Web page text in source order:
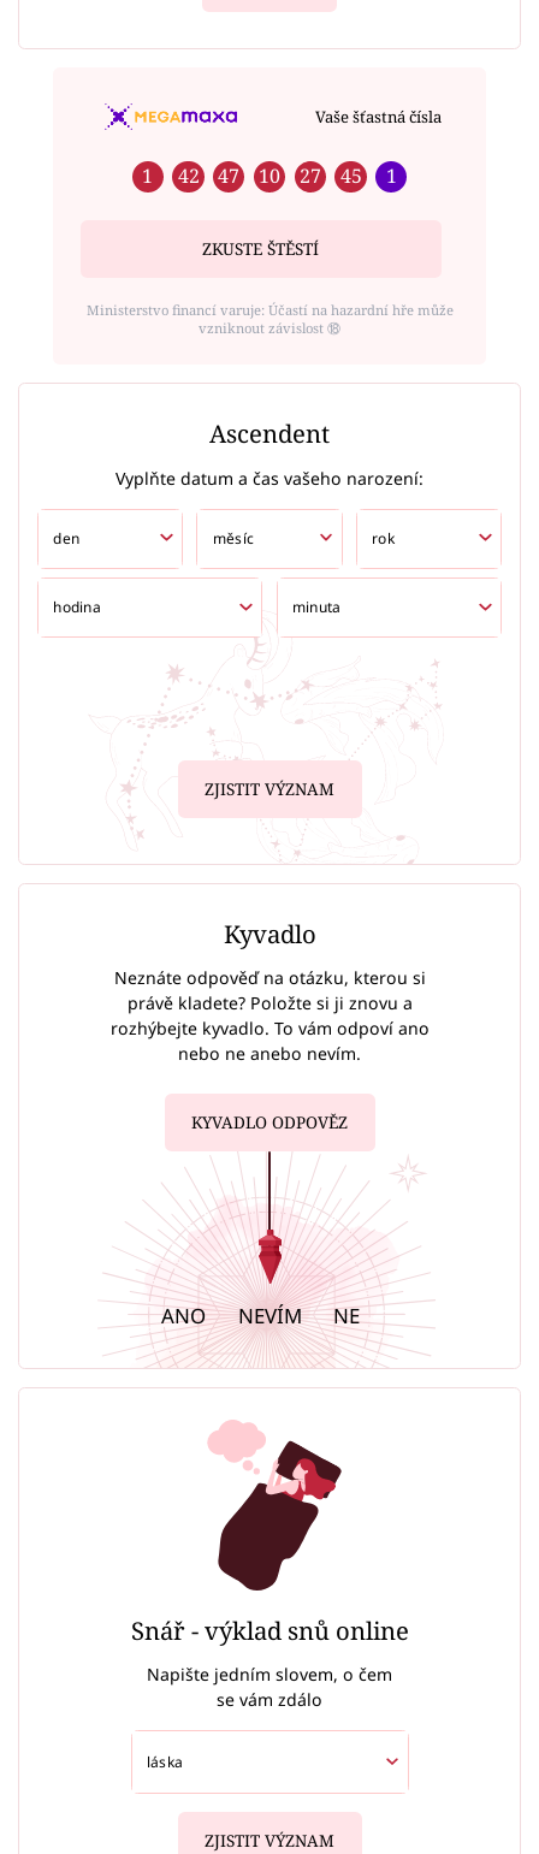
Vaše šťastná čísla
1 42 47 10 27 45 1
ZKUSTE ŠTĚSTÍ
Ministerstvo financí varuje: Účastí na hazardní hře může
vzniknout závislost ⑱
Ascendent
Vyplňte datum a čas vašeho narození:
ZJISTIT VÝZNAM
Kyvadlo
Neznáte odpověď na otázku, kterou si
právě kladete? Položte si ji znovu a
rozhýbejte kyvadlo. To vám odpoví ano
nebo ne anebo nevím.
KYVADLO ODPOVĚZ
ANO NEVÍM NE
Snář - výklad snů online
Napište jedním slovem, o čem
se vám zdálo
ZJISTIT VÝZNAM